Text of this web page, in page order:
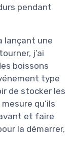
pendant
lançant une
j’ai
boissons
type
de stocker les
qu’ils
et faire
la démarrer,